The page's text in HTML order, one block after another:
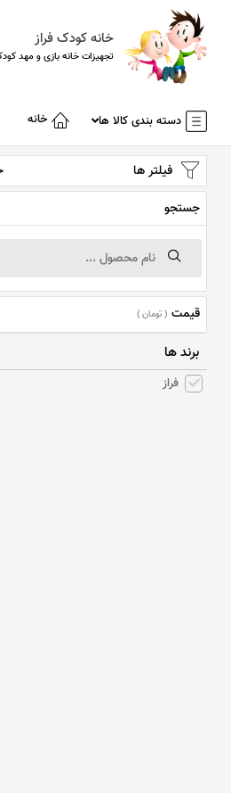
خانه کودک فراز
تجهیزات خانه بازی و مهد
دسته بندی کالا ها خانه
فیلتر ها
جستجو
قیمت ( تومان )
برند ها
فراز